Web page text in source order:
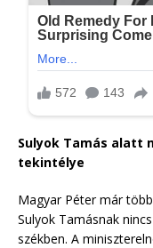
Sulyok Tamás alatt
tekintélye
Magyar Péter már
Sulyok Tamásnak
székben. A